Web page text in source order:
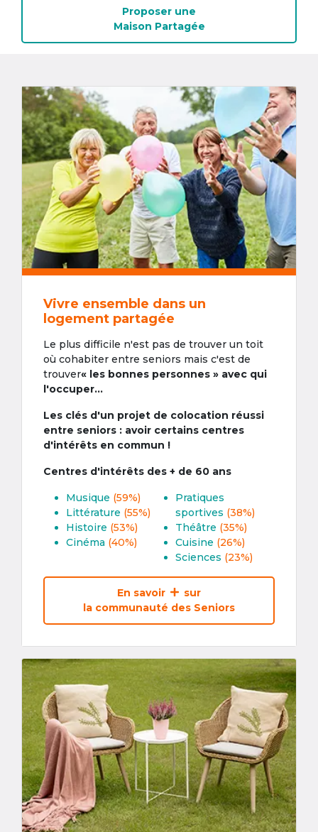
Proposer une
Maison Partagée
Vivre ensemble dans un
logement partagée
Le plus difficile n'est pas de trouver un toit
où cohabiter entre seniors mais c'est de
trouver« les bonnes personnes » avec qui
l'occuper...
Les clés d'un projet de colocation réussi
entre seniors : avoir certains centres
d'intérêts en commun !
Centres d'intérêts des + de 60 ans
Musique (59%)
Littérature (55%)
Histoire (53%)
Cinéma (40%)
Pratiques
sportives (38%)
Théâtre (35%)
Cuisine (26%)
Sciences (23%)
En savoir
sur
la communauté des Seniors